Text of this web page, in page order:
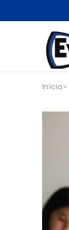
Início »